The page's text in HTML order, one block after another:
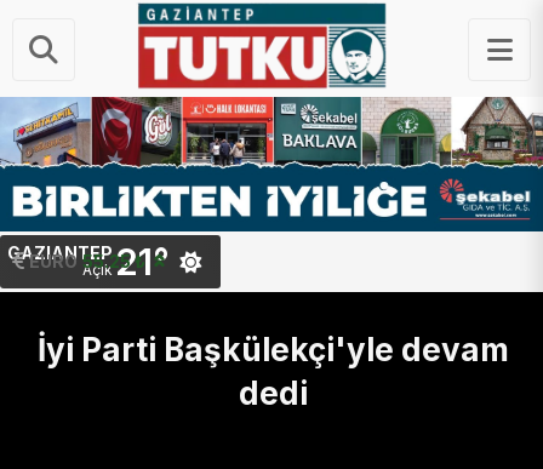
EURO 55.25 ₺
GAZIANTEP
Açık21°
İyi Parti Başkülekçi'yle devam
dedi